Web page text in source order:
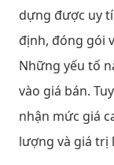
dựng được uy
định, đóng gói
Những yếu tố
vào giá bán.
nhận mức giá
lượng và giá trị